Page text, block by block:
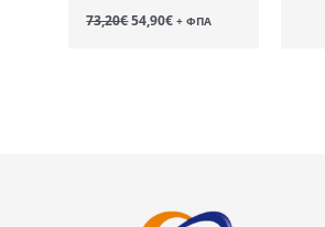
73,20€Original
price
54,90€Η+ ΦΠΑ